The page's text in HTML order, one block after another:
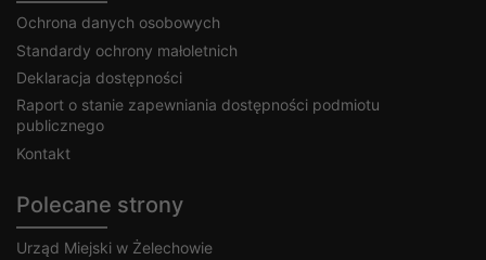
Ochrona danych osobowych
Standardy ochrony małoletnich
Deklaracja dostępności
Raport o stanie zapewniania dostępności podmiotu
publicznego
Kontakt
Polecane strony
Urząd Miejski w Żelechowie